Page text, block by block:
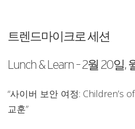
트렌드마이크로 세션
Lunch & Learn – 2월 20일,
“사이버 보안 여정: Children’s
교훈”